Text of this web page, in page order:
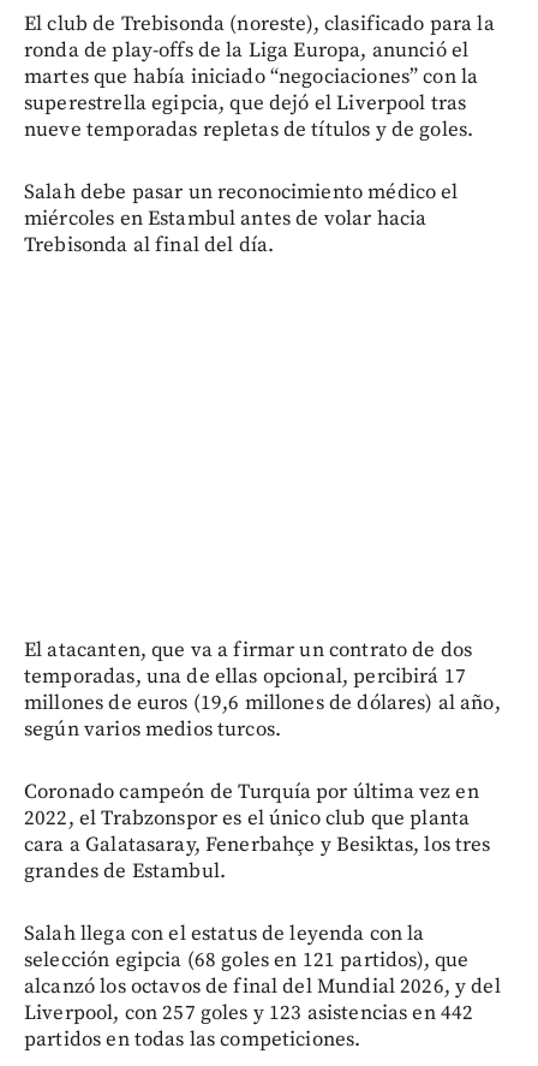
El club de Trebisonda (noreste), clasificado para la
ronda de play-offs de la Liga Europa, anunció el
martes que había iniciado “negociaciones” con la
superestrella egipcia, que dejó el Liverpool tras
nueve temporadas repletas de títulos y de goles.
Salah debe pasar un reconocimiento médico el
miércoles en Estambul antes de volar hacia
Trebisonda al final del día.
El atacanten, que va a firmar un contrato de dos
temporadas, una de ellas opcional, percibirá 17
millones de euros (19,6 millones de dólares) al año,
según varios medios turcos.
Coronado campeón de Turquía por última vez en
2022, el Trabzonspor es el único club que planta
cara a Galatasaray, Fenerbahçe y Besiktas, los tres
grandes de Estambul.
Salah llega con el estatus de leyenda con la
selección egipcia (68 goles en 121 partidos), que
alcanzó los octavos de final del Mundial 2026, y del
Liverpool, con 257 goles y 123 asistencias en 442
partidos en todas las competiciones.